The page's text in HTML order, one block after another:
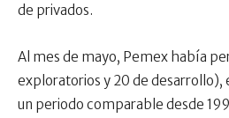
de privados.
Al mes de mayo, Pemex había
exploratorios y 20 de desarrollo),
un periodo comparable desde